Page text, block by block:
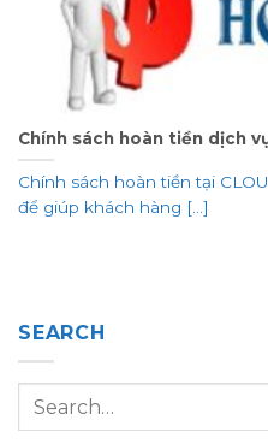
Chính sách hoàn tiền dịch
Chính sách hoàn tiền tại
để giúp khách hàng [...]
SEARCH